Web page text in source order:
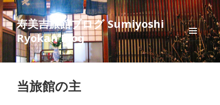
寿美吉旅館ブログ Sumiyoshi
Ryokan Blog
メニュ
ーとウ
ィジェ
当旅館の主